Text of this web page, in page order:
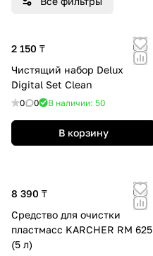
2 150 ₸
Чистящий набор Delux
Digital Set Clean
0 0 В наличии: 50
В корзину
8 390 ₸
Средство для очистки
пластмасс KARCHER RM 625
(5 л)